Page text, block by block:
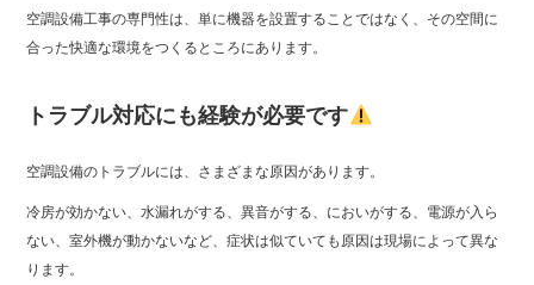
空調設備工事の専門性は、単に機器を設置することではなく、その空間に
合った快適な環境をつくるところにあります。
トラブル対応にも経験が必要です
空調設備のトラブルには、さまざまな原因があります。
冷房が効かない、水漏れがする、異音がする、においがする、電源が入ら
ない、室外機が動かないなど、症状は似ていても原因は現場によって異な
ります。